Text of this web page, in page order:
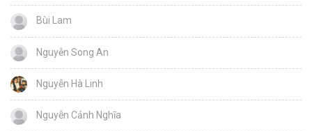
Bùi Lam
Nguyễn Song An
Nguyễn Hà Linh
Nguyễn Cảnh Nghĩa